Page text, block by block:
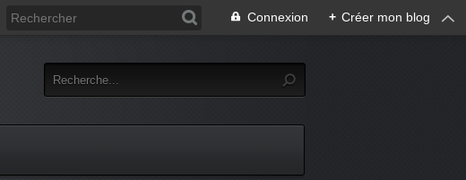
Connexion + Créer mon blog